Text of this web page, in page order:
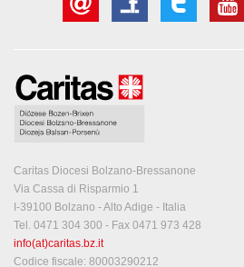
Caritas Diocesi Bolzano-Bressanone
Via Cassa di Risparmio 1
I-39100 Bolzano - Alto Adige - Italia
Tel. 0471 304 300 - Fax 0471 973 428
info(at)caritas.bz.it
Codice fiscale: 80003290212